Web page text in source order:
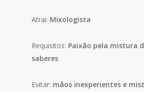
Atrai: Mixologista
Requisitos: Paixão pela mistura
saberes
Evitar: mãos inexperientes e